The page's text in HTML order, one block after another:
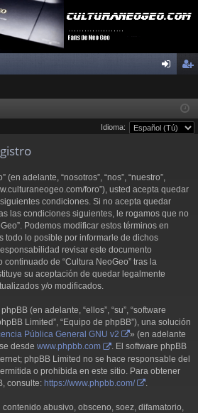
fic
ist
ra
Idioma:
(en adelante, “nosotros”, “nos”, “nuestro”,
foro”), usted acepta quedar
condiciones. Si no acepta quedar
las condiciones siguientes, le rogamos que no
Podemos modificar estos términos en
todo lo posible por informarle de dichos
revisar este documento
de “Cultura NeoGeo” tras la
su aceptación de quedar legalmente
y/o modificados.
(en adelante, “ellos”, “su”, “software
Limited”, “Equipo de phpBB”), una solución
Pública General GNU v2
» (en adelante
desde www.phpbb.com
. El software phpBB
phpBB Limited no se hace responsable del
o prohibida en este sitio. Para obtener
consulte: https://www.phpbb.com/ .
abusivo, obsceno, soez, difamatorio,